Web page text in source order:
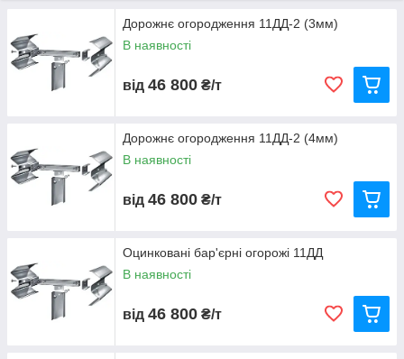
Дорожнє огородження 11ДД-2 (3мм)
В наявності
від 46 800 ₴/т
Дорожнє огородження 11ДД-2 (4мм)
В наявності
від 46 800 ₴/т
Оцинковані бар'єрні огорожі 11ДД
В наявності
від 46 800 ₴/т